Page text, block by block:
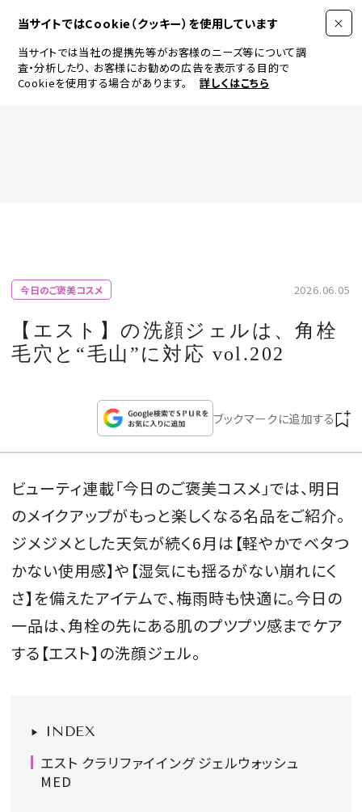
当サイトではCookie（クッキー）を使用しています
当サイトでは当社の提携先等がお客様のニーズ等について調
査・分析したり、 お客様にお勧めの広告を表示する目的で
Cookieを使用する場合があります。
詳しくはこちら
JEWELRY & WATCH
LIFESTYLE
CELEBRITY
WEDDING
FORTUNE
SDGs
MAGAZINE
会員登録
Log in or Sign up
今日のご褒美コスメ 2026.06.05
【エスト】の洗顔ジェルは、角栓
毛穴と“毛山”に対応 vol.202
ブックマークに追加する
ビューティ連載「今日のご褒美コスメ」では、明日
のメイクアップがもっと楽しくなる名品をご紹介。
ジメジメとした天気が続く6月は【軽やかでベタつ
かない使用感】や【湿気にも揺るがない崩れにく
さ】を備えたアイテムで、梅雨時も快適に。今日の
一品は、角栓の先にある肌のプツプツ感までケア
する【エスト】の洗顔ジェル。
INDEX
エスト クラリファイイング ジェルウォッシュ
MED